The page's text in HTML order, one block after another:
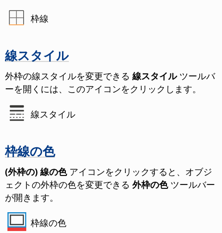
枠線
線スタイル
外枠の線スタイルを変更できる 線スタイルツールバ
ーを開くには、このアイコンをクリックします。
線スタイル
枠線の色
(外枠の) 線の色アイコンをクリックすると、オブジ
ェクトの外枠の色を変更できる 外枠の色ツールバー
が開きます。
枠線の色